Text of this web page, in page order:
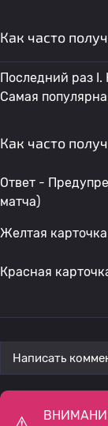
Как часто
Последний раз I.
Самая
Как часто
Ответ -
матча)
Желтая
Красная
Написать